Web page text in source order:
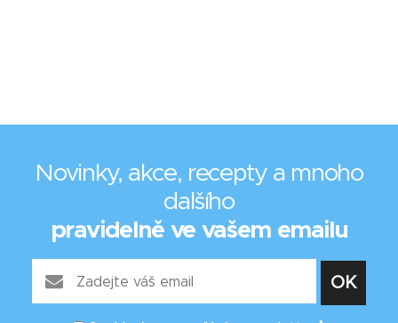
Novinky, akce, recepty a mnoho
dalšího
pravidelně ve vašem emailu